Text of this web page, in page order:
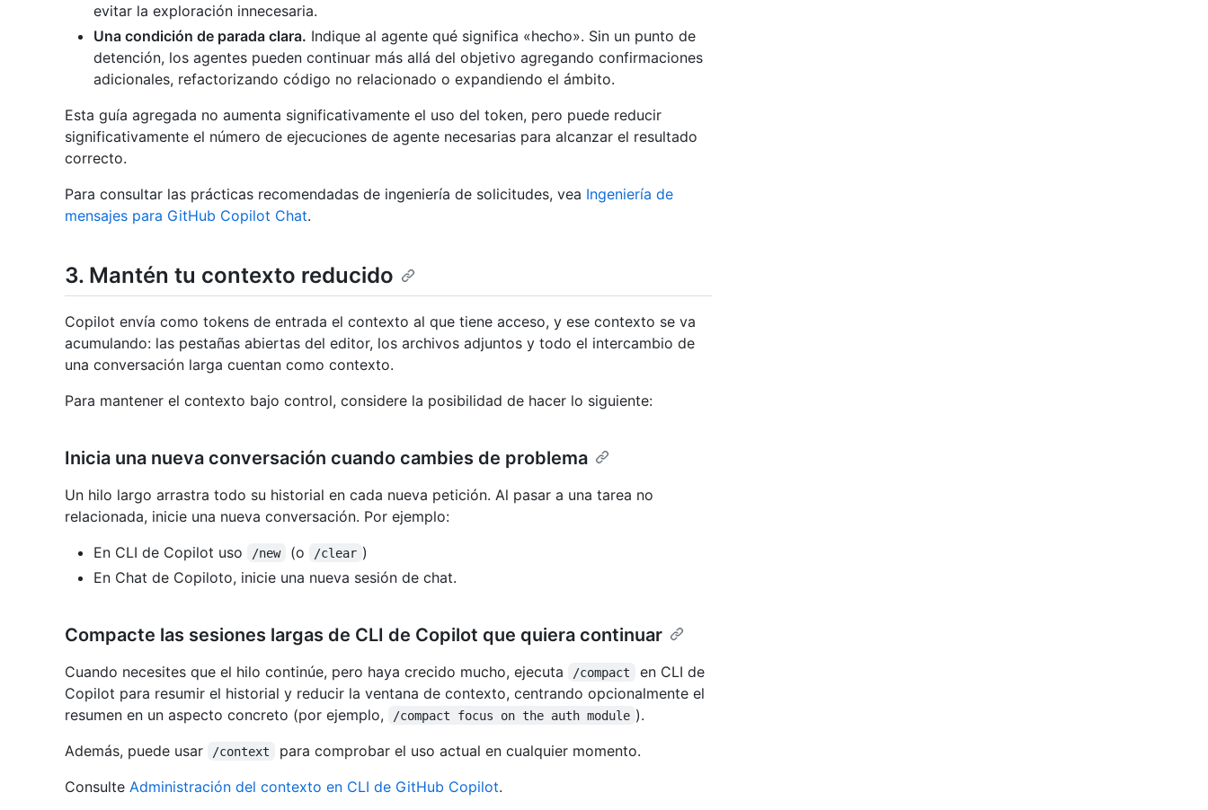
evitar la exploración innecesaria.
Una condición de parada clara. Indique al agente qué significa «hecho». Sin un punto de
detención, los agentes pueden continuar más allá del objetivo agregando confirmaciones
adicionales, refactorizando código no relacionado o expandiendo el ámbito.
Esta guía agregada no aumenta significativamente el uso del token, pero puede reducir
significativamente el número de ejecuciones de agente necesarias para alcanzar el resultado
correcto.
Para consultar las prácticas recomendadas de ingeniería de solicitudes, vea Ingeniería de
mensajes para GitHub Copilot Chat.
3. Mantén tu contexto reducido
Copilot envía como tokens de entrada el contexto al que tiene acceso, y ese contexto se va
acumulando: las pestañas abiertas del editor, los archivos adjuntos y todo el intercambio de
una conversación larga cuentan como contexto.
Para mantener el contexto bajo control, considere la posibilidad de hacer lo siguiente:
Inicia una nueva conversación cuando cambies de problema
Un hilo largo arrastra todo su historial en cada nueva petición. Al pasar a una tarea no
relacionada, inicie una nueva conversación. Por ejemplo:
En CLI de Copilot uso
/new (o /clear )
En Chat de Copiloto, inicie una nueva sesión de chat.
Compacte las sesiones largas de CLI de Copilot que quiera continuar
Cuando necesites que el hilo continúe, pero haya crecido mucho, ejecuta /compact
en CLI de
Copilot para resumir el historial y reducir la ventana de contexto, centrando opcionalmente el
resumen en un aspecto concreto (por ejemplo,
/compact focus on the auth module ).
Además, puede usar
/context
para comprobar el uso actual en cualquier momento.
Consulte Administración del contexto en CLI de GitHub Copilot.